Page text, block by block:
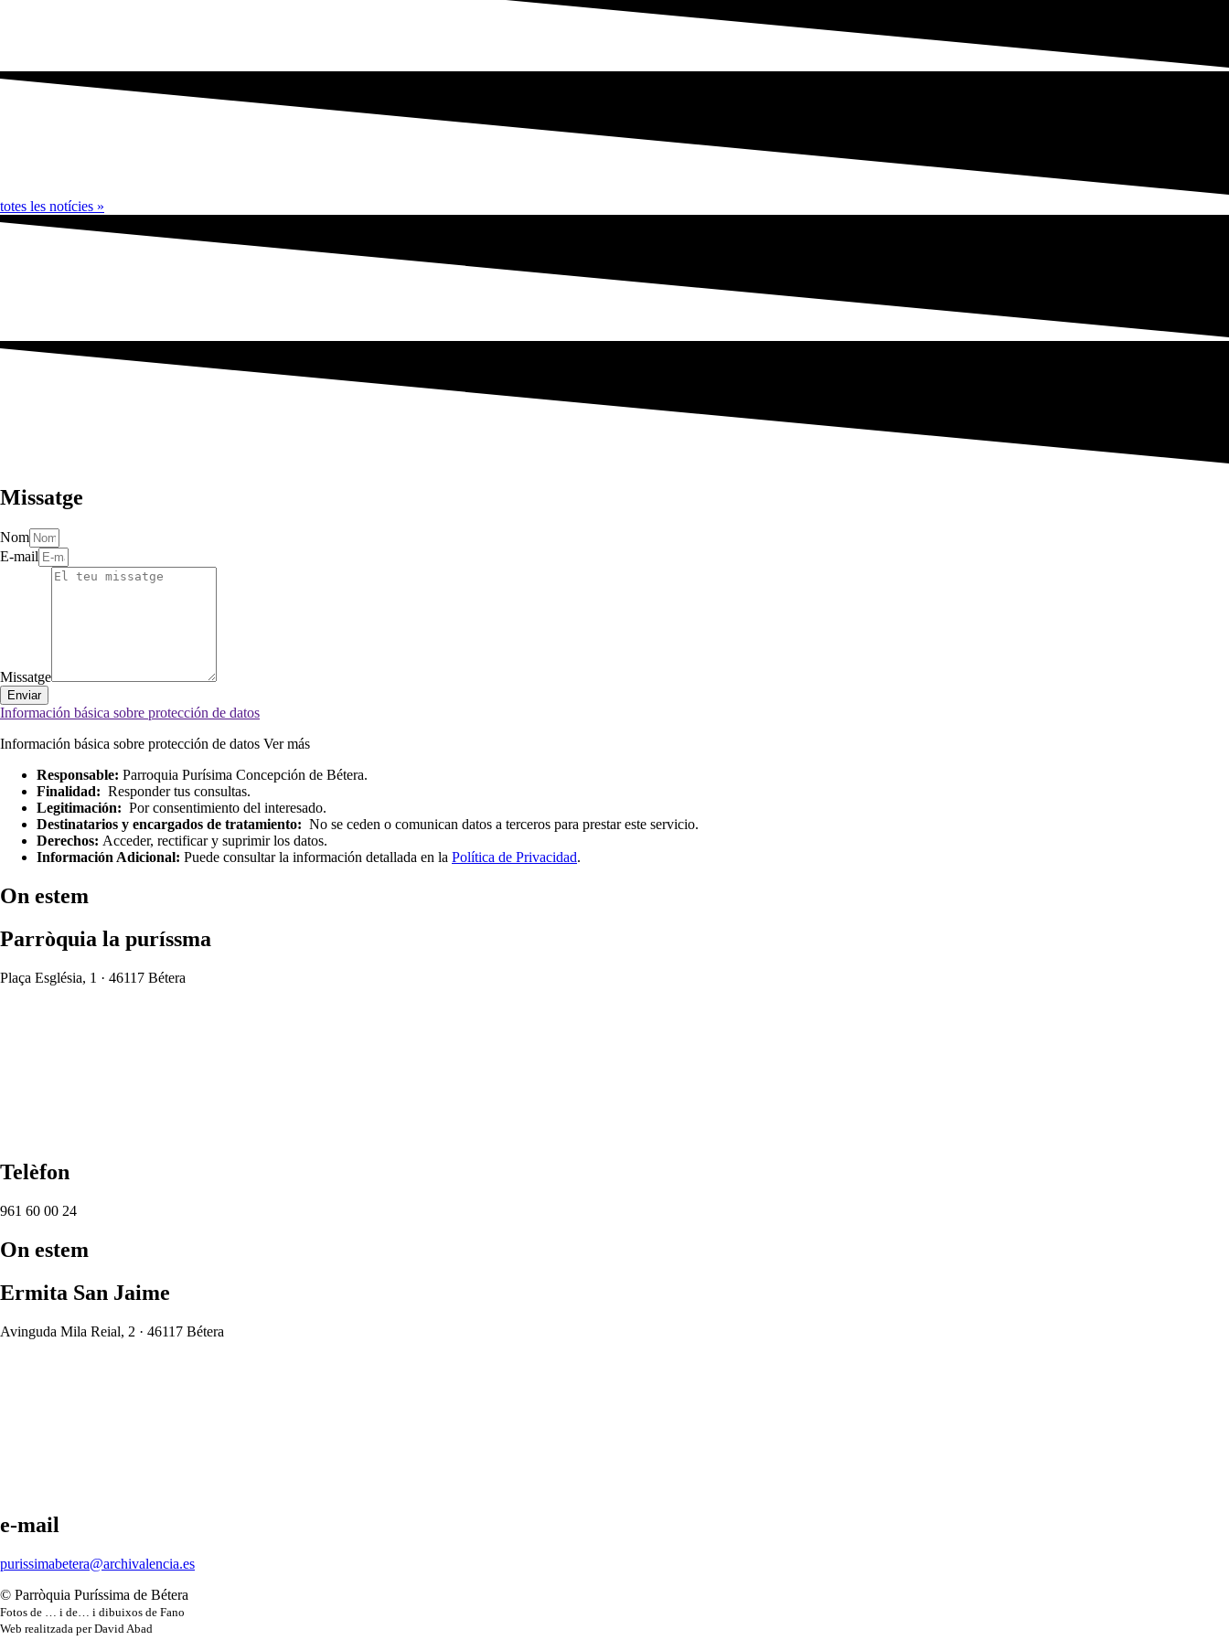
totes les notícies »
Missatge
Nom
E-mail
Missatge
Enviar
Información básica sobre protección de datos
Información básica sobre protección de datos Ver más
Responsable: Parroquia Purísima Concepción de Bétera.
Finalidad: Responder tus consultas.
Legitimación: Por consentimiento del interesado.
Destinatarios y encargados de tratamiento: No se ceden o comunican datos a terceros para prestar este servicio.
Derechos: Acceder, rectificar y suprimir los datos.
Información Adicional: Puede consultar la información detallada en la Política de Privacidad.
On estem
Parròquia la puríssma
Plaça Església, 1 · 46117 Bétera
Telèfon
961 60 00 24
On estem
Ermita San Jaime
Avinguda Mila Reial, 2 · 46117 Bétera
e-mail
purissimabetera@archivalencia.es
© Parròquia Puríssima de Bétera
Fotos de … i de… i dibuixos de Fano
Web realitzada per David Abad